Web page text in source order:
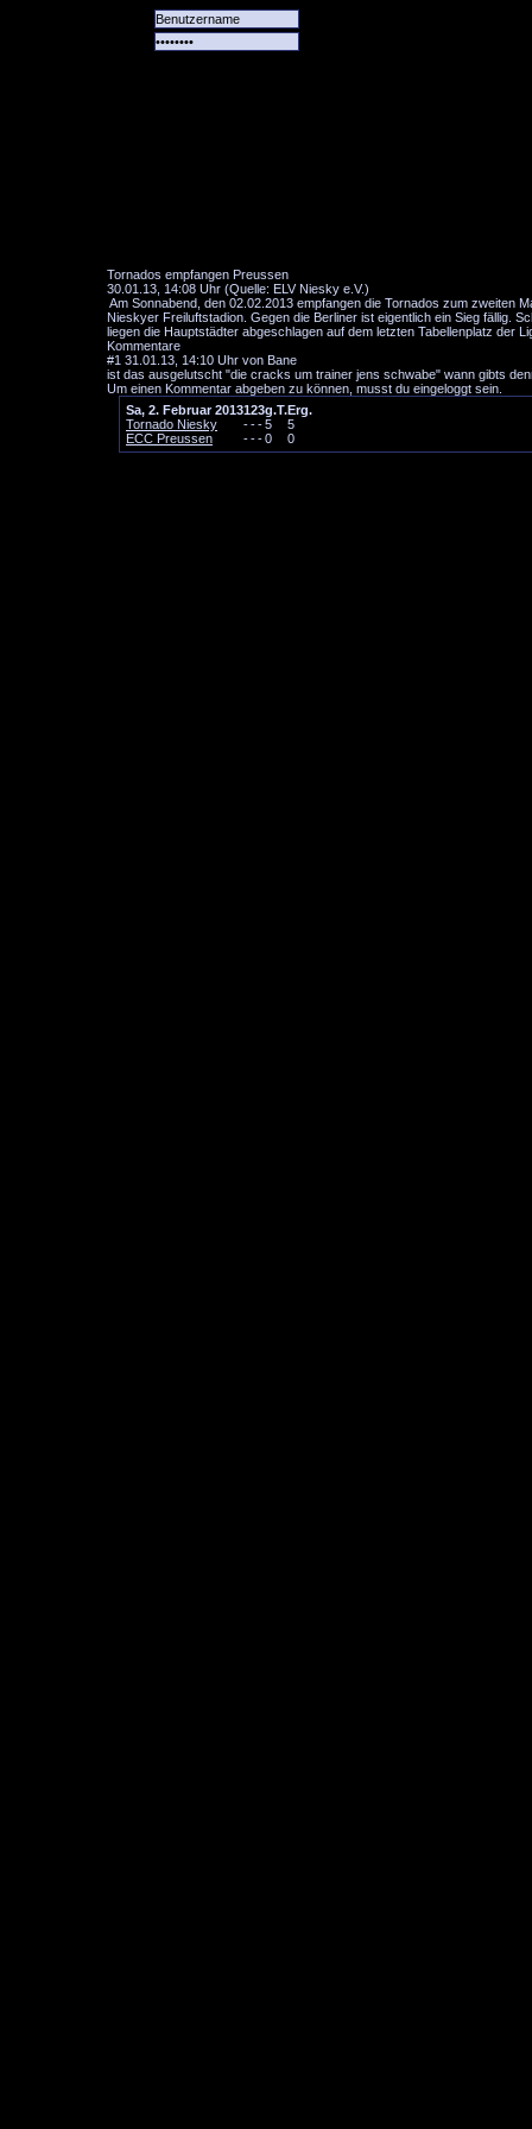
Tornados empfangen Preussen
30.01.13, 14:08 Uhr (Quelle: ELV Niesky e.V.)
Am Sonnabend, den 02.02.2013 empfangen die Tornados zum zweiten
Nieskyer Freiluftstadion. Gegen die Berliner ist eigentlich ein Sieg fällig.
liegen die Hauptstädter abgeschlagen auf dem letzten Tabellenplatz der
Kommentare
#1 31.01.13, 14:10 Uhr von Bane
ist das ausgelutscht "die cracks um trainer jens schwabe" wann gibts
Um einen Kommentar abgeben zu können, musst du eingeloggt sein.
Sa, 2. Februar 2013123g.T.Erg.
Tornado Niesky
---5
5
ECC Preussen
---0 0